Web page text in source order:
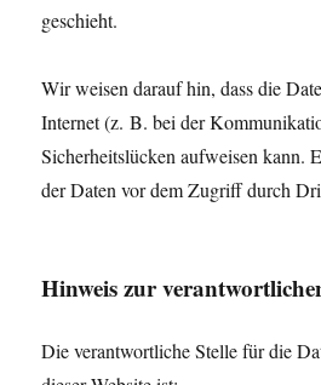
geschieht.
Wir weisen darauf hin, dass die
Internet (z. B. bei der
Sicherheitslücken aufweisen kann.
der Daten vor dem Zugriff durch
Hinweis zur
Die verantwortliche Stelle für die